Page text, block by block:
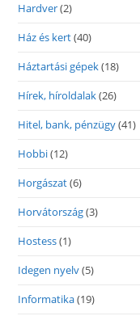
Hardver(2)
Ház és kert(40)
Háztartási gépek(18)
Hírek, híroldalak(26)
Hitel, bank, pénzügy(41)
Hobbi(12)
Horgászat(6)
Horvátország(3)
Hostess(1)
Idegen nyelv(5)
Informatika(19)